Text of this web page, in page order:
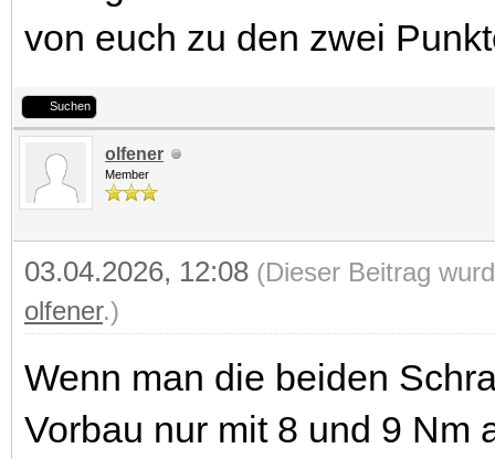
von euch zu den zwei
Suchen
olfener
Member
03.04.2026, 12:08 (Dieser Beitrag
olfener.)
Wenn man die beiden
Vorbau nur mit 8 und 9 Nm